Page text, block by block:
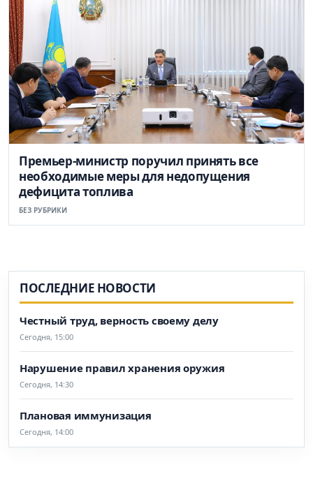
Премьер-министр поручил принять все
необходимые меры для недопущения
дефицита топлива
БЕЗ РУБРИКИ
ПОСЛЕДНИЕ НОВОСТИ
Честный труд, верность своему делу
Сегодня, 15:00
Нарушение правил хранения оружия
Сегодня, 14:30
Плановая иммунизация
Сегодня, 14:00